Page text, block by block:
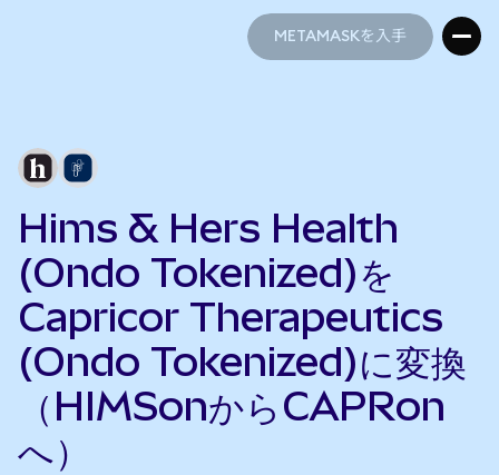
METAMASKを入手
Hims & Hers Health
(Ondo Tokenized)を
Capricor Therapeutics
(Ondo Tokenized)に変換
（HIMSonからCAPRon
へ）